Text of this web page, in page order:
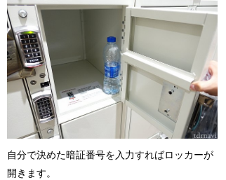
自分で決めた暗証番号を入力すればロッカーが
開きます。